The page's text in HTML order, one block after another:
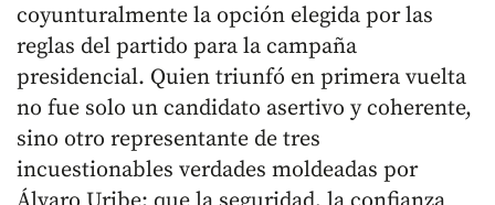
coyunturalmente la opción elegida por las
reglas del partido para la campaña
presidencial. Quien triunfó en primera vuelta
no fue solo un candidato asertivo y coherente,
sino otro representante de tres
incuestionables verdades moldeadas por